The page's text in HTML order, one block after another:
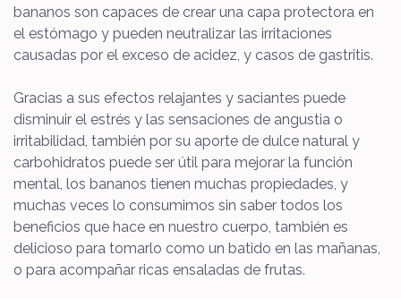
bananos son capaces de crear una capa protectora en
el estómago y pueden neutralizar las irritaciones
causadas por el exceso de acidez, y casos de gastritis.
Gracias a sus efectos relajantes y saciantes puede
disminuir el estrés y las sensaciones de angustia o
irritabilidad, también por su aporte de dulce natural y
carbohidratos puede ser útil para mejorar la función
mental, los bananos tienen muchas propiedades, y
muchas veces lo consumimos sin saber todos los
beneficios que hace en nuestro cuerpo, también es
delicioso para tomarlo como un batido en las mañanas,
o para acompañar ricas ensaladas de frutas.